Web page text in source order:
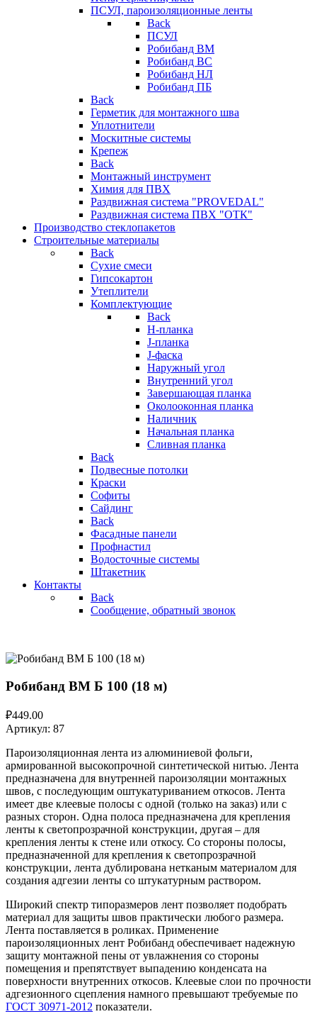
ПСУЛ, пароизоляционные ленты
Back
ПСУЛ
Робибанд ВМ
Робибанд ВС
Робибанд НЛ
Робибанд ПБ
Back
Герметик для монтажного шва
Уплотнители
Москитные системы
Крепеж
Back
Монтажный инструмент
Химия для ПВХ
Раздвижная система "PROVEDAL"
Раздвижная система ПВХ "ОТК"
Производство стеклопакетов
Строительные материалы
Back
Сухие смеси
Гипсокартон
Утеплители
Комплектующие
Back
H-планка
J-планка
J-фаска
Наружный угол
Внутренний угол
Завершающая планка
Околооконная планка
Наличник
Начальная планка
Сливная планка
Back
Подвесные потолки
Краски
Софиты
Сайдинг
Back
Фасадные панели
Профнастил
Водосточные системы
Штакетник
Контакты
Back
Сообщение, обратный звонок
Робибанд ВМ Б 100 (18 м)
₽449.00
Артикул: 87
Пароизоляционная лента из алюминиевой фольги,
армированной высокопрочной синтетической нитью. Лента
предназначена для внутренней пароизоляции монтажных
швов, с последующим оштукатуриванием откосов. Лента
имеет две клеевые полосы с одной (только на заказ) или с
разных сторон. Одна полоса предназначена для крепления
ленты к светопрозрачной конструкции, другая – для
крепления ленты к стене или откосу. Со стороны полосы,
предназначенной для крепления к светопрозрачной
конструкции, лента дублирована нетканым материалом для
создания адгезии ленты со штукатурным раствором.
Широкий спектр типоразмеров лент позволяет подобрать
материал для защиты швов практически любого размера.
Лента поставляется в роликах. Применение
пароизоляционных лент Робибанд обеспечивает надежную
защиту монтажной пены от увлажнения со стороны
помещения и препятствует выпадению конденсата на
поверхности внутренних откосов. Клеевые слои по прочности
адгезионного сцепления намного превышают требуемые по
ГОСТ 30971-2012 показатели.